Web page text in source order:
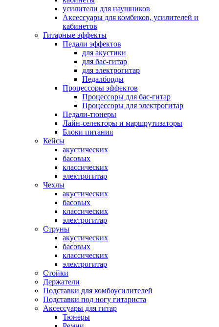
усилители для наушников
Аксессуары для комбиков, усилителей и
кабинетов
Гитарные эффекты
Педали эффектов
для акустики
для бас-гитар
для электрогитар
Педалборды
Процессоры эффектов
Процессоры для бас-гитар
Процессоры для электрогитар
Педали-тюнеры
Лайн-селекторы и маршрутизаторы
Блоки питания
Кейсы
акустических
басовых
классических
электрогитар
Чехлы
акустических
басовых
классических
электрогитар
Струны
акустических
басовых
классических
электрогитар
Стойки
Держатели
Подставки для комбоусилителей
Подставки под ногу гитариста
Аксессуары для гитар
Тюнеры